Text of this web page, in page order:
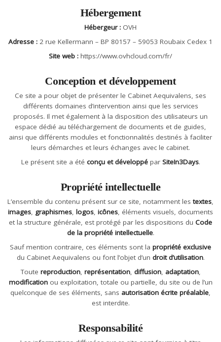
Hébergement
Hébergeur : OVH
Adresse : 2 rue Kellermann – BP 80157 – 59053 Roubaix Cedex 1
Site web : https://www.ovhcloud.com/fr/
Conception et développement
Ce site a pour objet de présenter le Cabinet Aequivalens, ses
différents domaines d’intervention ainsi que les services
proposés. Il met également à la disposition des utilisateurs un
espace dédié au téléchargement de documents et de guides,
ainsi que différents modules et fonctionnalités destinés à faciliter
leurs démarches et leurs échanges avec le cabinet.
Le présent site a été conçu et développépar SiteIn3Days.
Propriété intellectuelle
L’ensemble du contenu présent sur ce site, notamment lestextes,
images, graphismes, logos, icônes, éléments visuels, documents
et la structure générale, est protégé par les dispositions du Code
de la propriété intellectuelle.
Sauf mention contraire, ces éléments sont la propriété exclusive
du Cabinet Aequivalens ou font l’objet d’un droit d’utilisation.
Toute reproduction, représentation, diffusion, adaptation,
modificationou exploitation, totale ou partielle, du site ou de l’un
quelconque de ses éléments, sans autorisation écrite préalable,
est interdite.
Responsabilité